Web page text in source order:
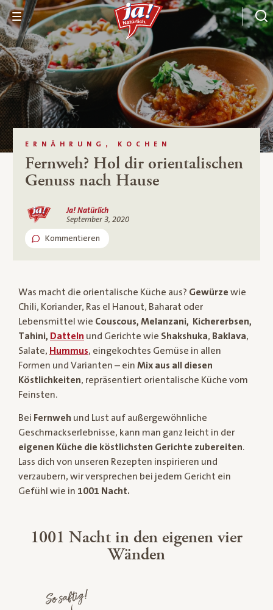
ERNÄHRUNG, KOCHEN
Fernweh? Hol dir orientalischen
Genuss nach Hause
Ja! Natürlich
September 3, 2020
Kommentieren
Was macht die orientalische Küche aus? Gewürze wie
Chili, Koriander, Ras el Hanout, Baharat oder
Lebensmittel wie Couscous, Melanzani, Kichererbsen,
Tahini, Datteln und Gerichte wie Shakshuka, Baklava,
Salate, Hummus, eingekochtes Gemüse in allen
Formen und Varianten – ein Mix aus all diesen
Köstlichkeiten, repräsentiert orientalische Küche vom
Feinsten.
Bei Fernweh und Lust auf außergewöhnliche
Geschmackserlebnisse, kann man ganz leicht in der
eigenen Küche die köstlichsten Gerichte zubereiten.
Lass dich von unseren Rezepten inspirieren und
verzaubern, wir versprechen bei jedem Gericht ein
Gefühl wie in 1001 Nacht.
1001 Nacht in den eigenen vier
Wänden
So saftig!